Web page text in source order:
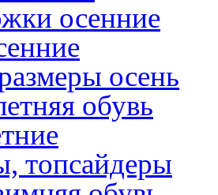
осенние
осень
обувь
топсайдеры